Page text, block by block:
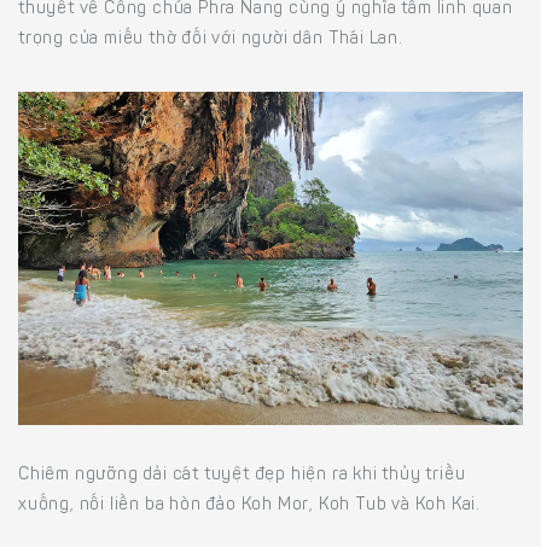
thuyết về Công chúa Phra Nang cùng ý nghĩa tâm linh quan
trọng của miếu thờ đối với người dân Thái Lan.
Chiêm ngưỡng dải cát tuyệt đẹp hiện ra khi thủy triều
xuống, nối liền ba hòn đảo Koh Mor, Koh Tub và Koh Kai.